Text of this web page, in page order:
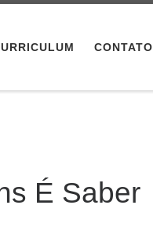
CONTATO
É Saber